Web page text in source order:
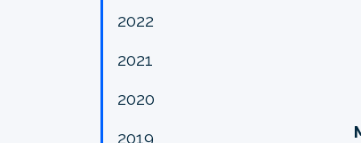
2022
2021
2020
2019